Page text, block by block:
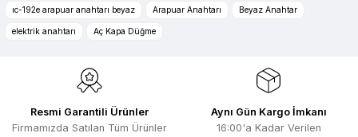
Ürün resmi kalitesiz, bozuk veya görüntülenemiyor.
Ürün açıklamasında eksik bilgiler bulunuyor.
Ürün fiyatı diğer sitelerden daha pahalı.
Bu ürüne benzer farklı alternatifler olmalı.
Zengin ürün çesidi ve belirli marka
bulunuyor. Özellikle unit ,prolink ,gibi
Selim Toprak | 29/07/2026
Kısa sürede geldi. Ürünler de iyi
ıc-192e arapuar anahtarı beyaz
Arapuar Anahtarı Beyaz Anahtar
elektrik anahtarı Aç Kapa Düğme
Resmi Garantili Ürünler
Firmamızda Satılan Tüm Ürünler
Aynı Gün Kargo İmkanı
16:00'a Kadar Verilen